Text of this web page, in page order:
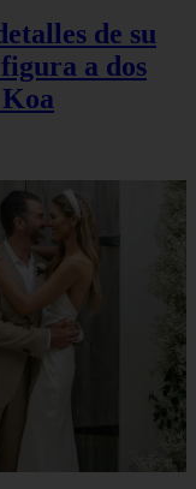
de su
a dos